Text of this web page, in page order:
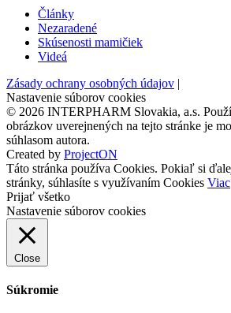
Články
Nezaradené
Skúsenosti mamičiek
Videá
Zásady ochrany osobných údajov |
Nastavenie súborov cookies
© 2026 INTERPHARM Slovakia, a.s.
obrázkov uverejnených na tejto stránke je
súhlasom autora.
Created by ProjectON
Táto stránka používa Cookies. Pokiaľ si
stránky, súhlasíte s využívaním Cookies Viac
Prijať všetko
Nastavenie súborov cookies
Close
Súkromie